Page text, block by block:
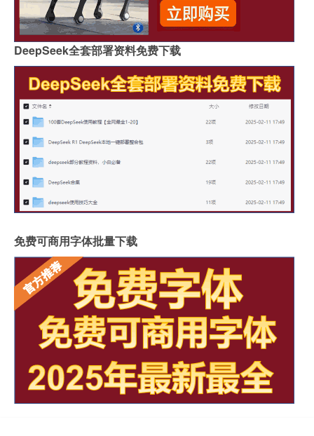
DeepSeek全套部署资料免费下载
免费可商用字体批量下载